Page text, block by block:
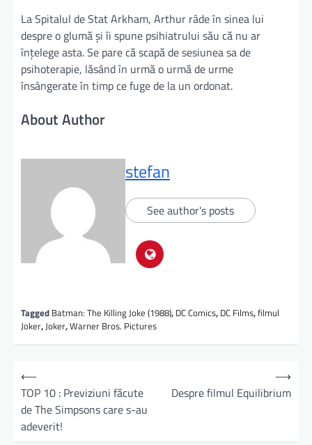
La Spitalul de Stat Arkham, Arthur râde în sinea lui
despre o glumă și îi spune psihiatrului său că nu ar
înțelege asta. Se pare că scapă de sesiunea sa de
psihoterapie, lăsând în urmă o urmă de urme
însângerate în timp ce fuge de la un ordonat.
About Author
stefan
See author's posts
Tagged Batman: The Killing Joke (1988), DC Comics, DC Films,filmul
Joker, Joker,Warner Bros. Pictures
⟵
TOP 10 : Previziuni făcute
de The Simpsons care s-au
adeverit!
Despre filmul Equilibrium
⟶